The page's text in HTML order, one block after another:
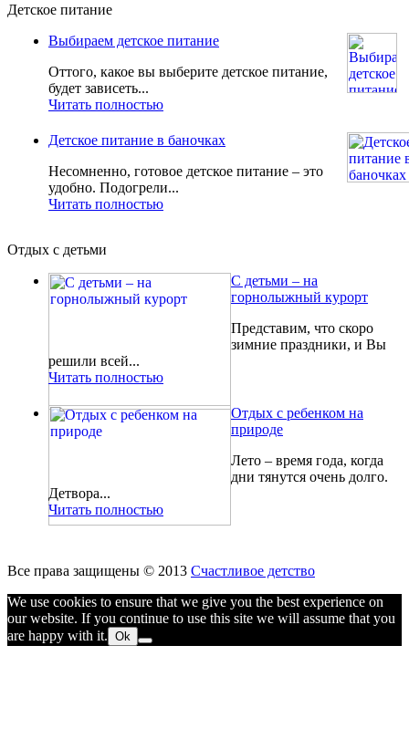
Детское питание
Выбираем детское питание
Оттого, какое вы выберите детское питание,
будет зависеть...
Читать полностью
Детское питание в баночках
Несомненно, готовое детское питание – это
удобно. Подогрели...
Читать полностью
Отдых с детьми
С детьми – на
горнолыжный курорт
Представим, что скоро
зимние праздники, и Вы
решили всей...
Читать полностью
Отдых с ребенком на
природе
Лето – время года, когда
дни тянутся очень долго.
Детвора...
Читать полностью
Все права защищены © 2013 Счастливое детство
We use cookies to ensure that we give you the best experience on
our website. If you continue to use this site we will assume that you
are happy with it. Ok